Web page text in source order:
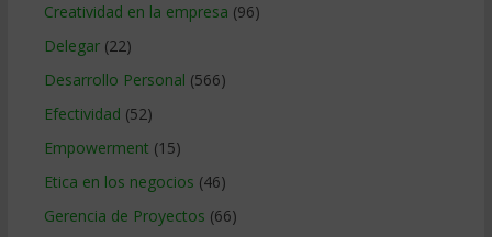
Creatividad en la empresa (96)
Delegar(22)
Desarrollo Personal (566)
Efectividad (52)
Empowerment (15)
Etica en los negocios (46)
Gerencia de Proyectos (66)